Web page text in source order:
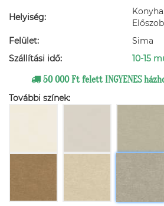
Helyiség:
Felület:
Sima
Szállítási idő:
10-15
50 000 Ft felett INGYENES
További színek: